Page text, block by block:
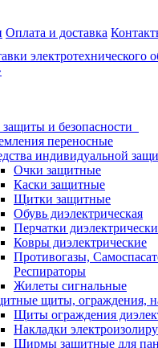
Оплата и доставка
защиты и безопасности
переносные
индивидуальной
Очки защитные
Каски защитные
Щитки защитные
Обувь диэлектрическая
Перчатки
Ковры диэлектрические
Противогазы,
Респираторы
Жилеты сигнальные
щиты, ограждения,
Щиты ограждения
Накладки
Ширмы защитные для